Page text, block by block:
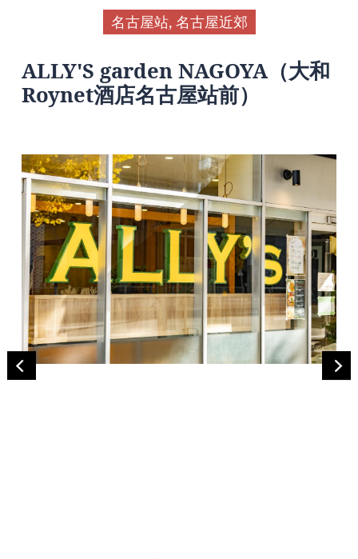
名古屋站, 名古屋近郊
ALLY'S garden NAGOYA（大和
Roynet酒店名古屋站前）